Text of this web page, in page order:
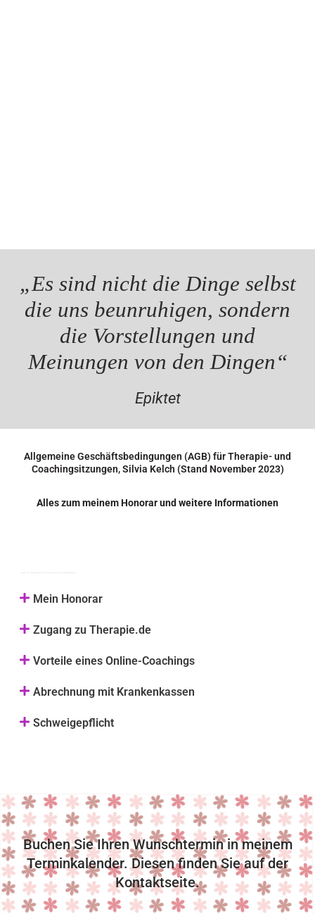
„Es sind nicht die Dinge selbst
die uns beunruhigen, sondern
die Vorstellungen und
Meinungen von den Dingen“
Epiktet
Allgemeine Geschäftsbedingungen (AGB) für Therapie- und
Coachingsitzungen, Silvia Kelch (Stand November 2023)
Alles zum meinem Honorar und weitere Informationen
Mein Honorar
Zugang zu Therapie.de
Vorteile eines Online-Coachings
Abrechnung mit Krankenkassen
Schweigepflicht
Buchen Sie Ihren Wunschtermin in meinem
Terminkalender. Diesen finden Sie auf der
Kontaktseite.